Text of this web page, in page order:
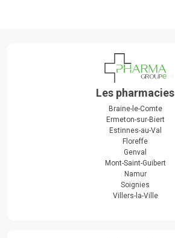
Les pharmacies
Braine-le-Comte
Ermeton-sur-Biert
Estinnes-au-Val
Floreffe
Genval
Mont-Saint-Guibert
Namur
Soignies
Villers-la-Ville